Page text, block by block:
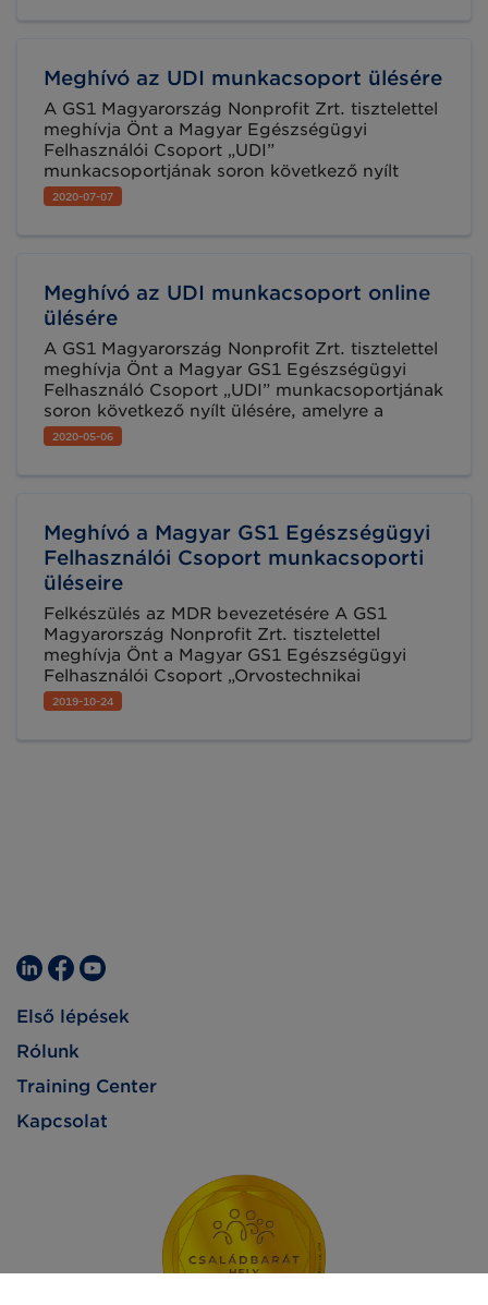
Meghívó az UDI munkacsoport ülésére
A GS1 Magyarország Nonprofit Zrt. tisztelettel
meghívja Önt a Magyar Egészségügyi
Felhasználói Csoport „UDI”
munkacsoportjának soron következő nyílt
ülésére.
2020-07-07
Meghívó az UDI munkacsoport online
ülésére
A GS1 Magyarország Nonprofit Zrt. tisztelettel
meghívja Önt a Magyar GS1 Egészségügyi
Felhasználó Csoport „UDI” munkacsoportjának
soron következő nyílt ülésére, amelyre a
GoToMeeting online platformon kerül sor 2020.
május 19-én 10:00 óra kezdettel.
2020-05-06
Meghívó a Magyar GS1 Egészségügyi
Felhasználói Csoport munkacsoporti
üléseire
Felkészülés az MDR bevezetésére A GS1
Magyarország Nonprofit Zrt. tisztelettel
meghívja Önt a Magyar GS1 Egészségügyi
Felhasználói Csoport „Orvostechnikai
eszközök és az IVD termékek egységes
azonosítása és jelölése” munkacsoportjának
2019-10-24
Első lépések
Rólunk
Training Center
Kapcsolat